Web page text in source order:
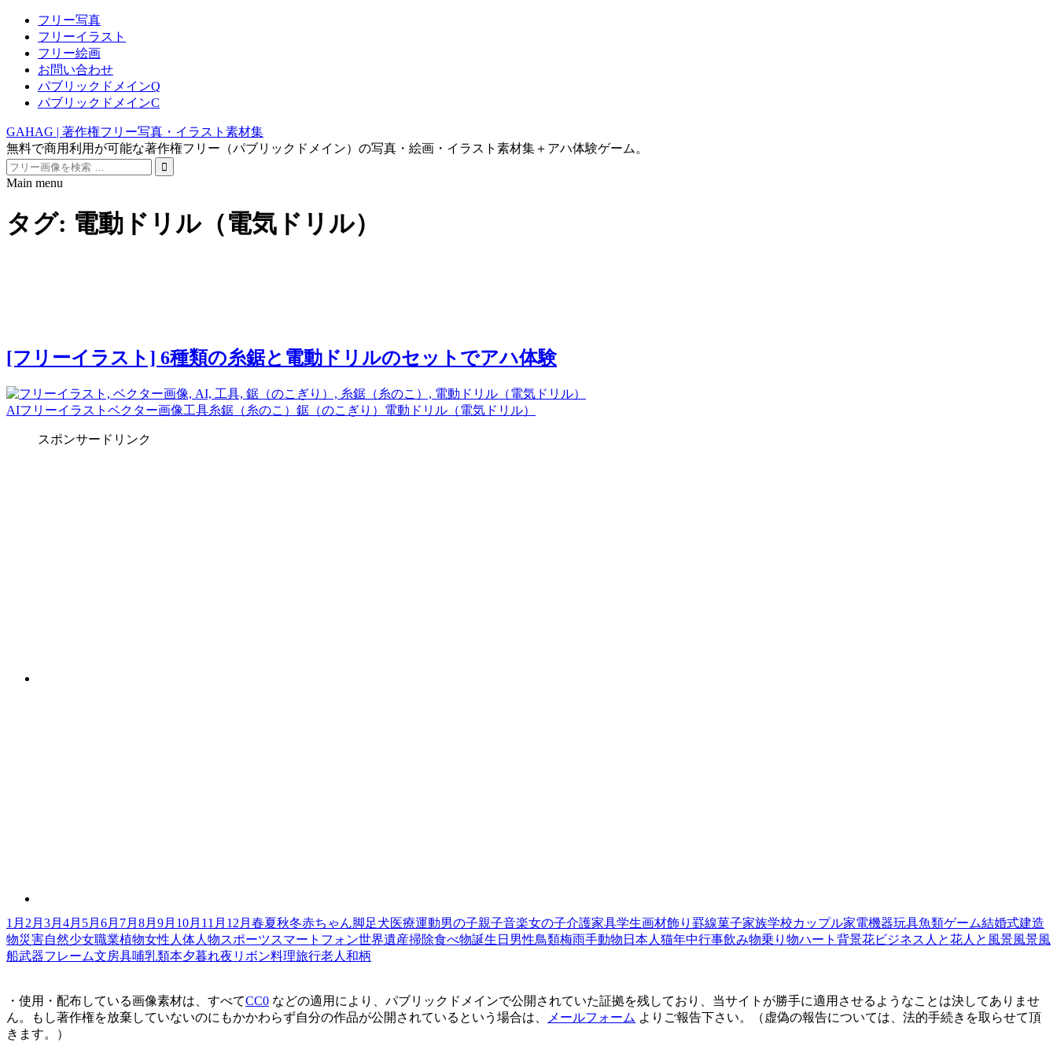
フリー写真
フリーイラスト
フリー絵画
お問い合わせ
パブリックドメインQ
パブリックドメインC
GAHAG | 著作権フリー写真・イラスト素材集
無料で商用利用が可能な著作権フリー（パブリックドメイン）の写真・絵画・イラスト素材集＋アハ体験ゲーム。
Search
for:
Main menu
content
タグ: 電動ドリル（電気ドリル）
[フリーイラスト] 6種類の糸鋸と電動ドリルのセットでアハ体験
AIフリーイラスト ベクター画像工具糸鋸（糸のこ） 鋸（のこぎり） 電動ドリル（電気ドリル）
スポンサードリンク
1月 2月 3月 4月 5月 6月 7月 8月 9月 10月 11月 12月 春夏秋冬赤ちゃん脚足犬医療運動男の子親子音楽女の子介護家具学生画材飾り罫線菓子家族学校カップル家電機器玩具魚類ゲーム結婚式建造
物災害自然少女職業植物女性 人体人物スポーツスマートフォン世界遺産掃除食べ物誕生日 男性鳥類梅雨手動物 日本人 猫年中行事飲み物乗り物ハート 背景花ビジネス 人と花人と風景風景風
船武器フレーム文房具哺乳類本夕暮れ夜 リボン料理旅行老人 和柄
・使用・配布している画像素材は、すべてCC0 などの適用により、パブリックドメインで公開されていた証拠を残しており、当サイトが勝手に適用させるようなことは決してありませ
ん。もし著作権を放棄していないのにもかかわらず自分の作品が公開されているという場合は、
メールフォーム よりご報告下さい。（虚偽の報告については、法的手続きを取らせて頂
きます。）